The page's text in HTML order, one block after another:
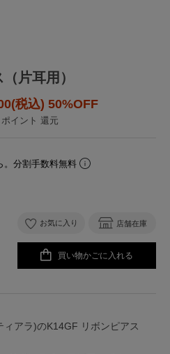
片耳用）
税込) 50%OFF
ポイント 還元
。分割手数料無料
お気に入り 店舗在庫
買い物かごに入れる
アラ)のK14GF リボンピアス